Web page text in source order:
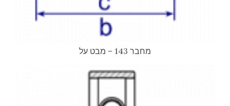
מחבר 143 – מבט על